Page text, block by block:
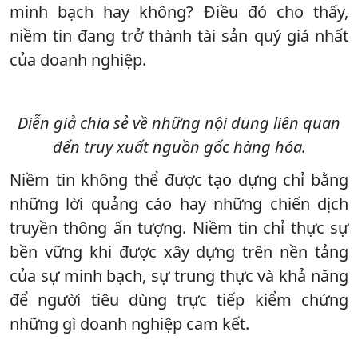
minh bạch hay không? Điều đó cho thấy,
niềm tin đang trở thành tài sản quý giá nhất
của doanh nghiệp.
Diễn giả chia sẻ về những nội dung liên quan
đến truy xuất nguồn gốc hàng hóa.
Niềm tin không thể được tạo dựng chỉ bằng
những lời quảng cáo hay những chiến dịch
truyền thông ấn tượng. Niềm tin chỉ thực sự
bền vững khi được xây dựng trên nền tảng
của sự minh bạch, sự trung thực và khả năng
để người tiêu dùng trực tiếp kiểm chứng
những gì doanh nghiệp cam kết.